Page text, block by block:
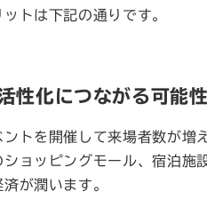
トは下記の通りです。
性化につながる可能
トを開催して来場者数が増
ョッピングモール、宿泊施
が潤います。